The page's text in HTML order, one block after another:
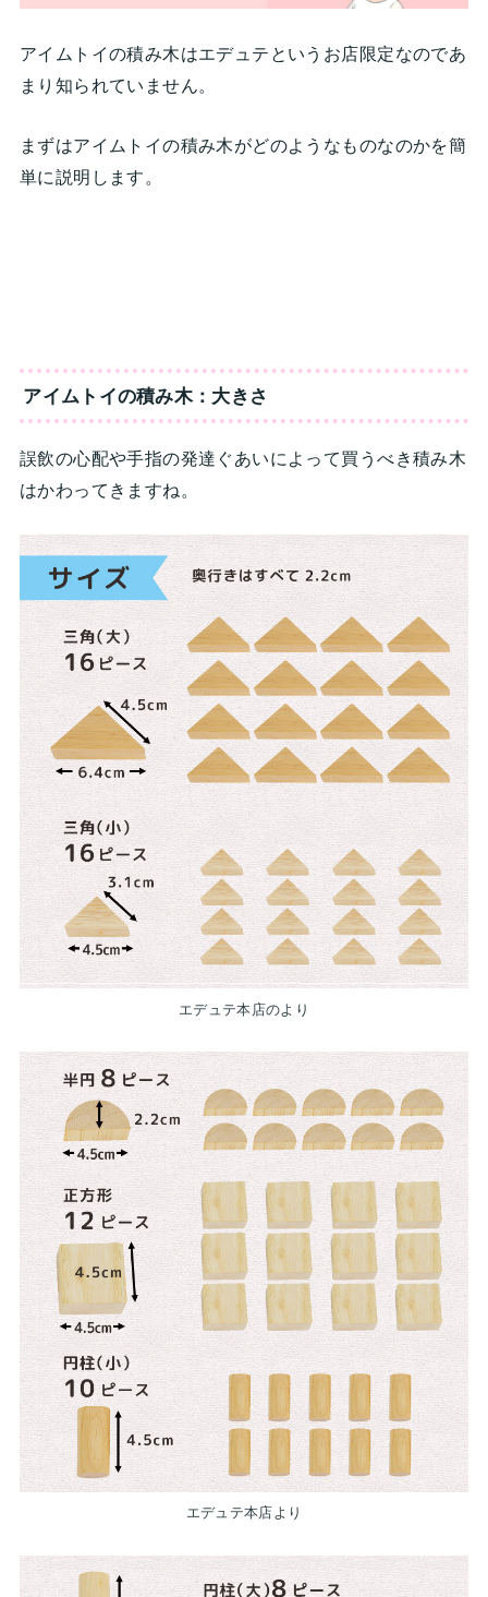
アイムトイの積み木はエデュテというお店限定なのであ
まり知られていません。
まずはアイムトイの積み木がどのようなものなのかを簡
単に説明します。
アイムトイの積み木：大きさ
誤飲の心配や手指の発達ぐあいによって買うべき積み木
はかわってきますね。
エデュテ本店のより
エデュテ本店より